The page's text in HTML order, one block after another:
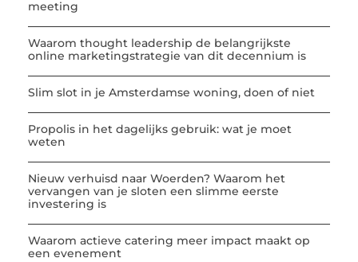
meeting
Waarom thought leadership de belangrijkste
online marketingstrategie van dit decennium is
Slim slot in je Amsterdamse woning, doen of niet
Propolis in het dagelijks gebruik: wat je moet
weten
Nieuw verhuisd naar Woerden? Waarom het
vervangen van je sloten een slimme eerste
investering is
Waarom actieve catering meer impact maakt op
een evenement